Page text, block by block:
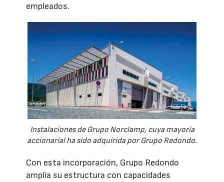
empleados.
Instalaciones de Grupo Norclamp, cuya mayoría
accionarial ha sido adquirida por Grupo Redondo.
Con esta incorporación, Grupo Redondo
amplía su estructura con capacidades